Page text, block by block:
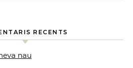
RECENTS
nau